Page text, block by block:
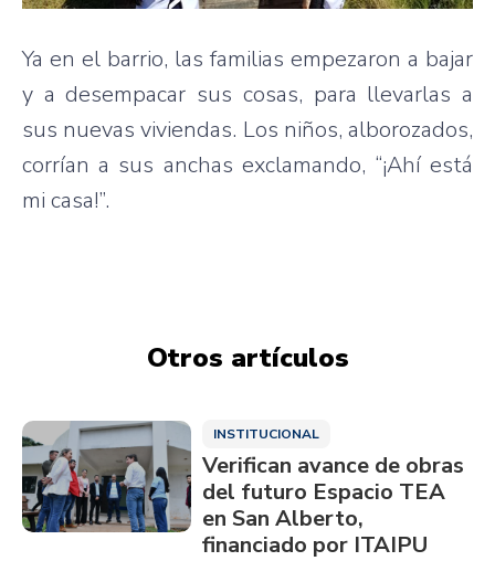
Ya en el barrio, las familias empezaron a bajar
y a desempacar sus cosas, para llevarlas a
sus nuevas viviendas. Los niños, alborozados,
corrían a sus anchas exclamando, “¡Ahí está
mi casa!”.
Otros artículos
INSTITUCIONAL
Verifican avance de obras
del futuro Espacio TEA
en San Alberto,
financiado por ITAIPU